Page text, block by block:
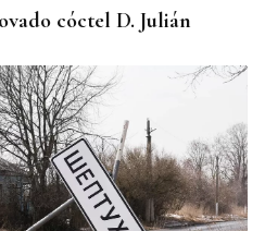
cóctel D. Julián